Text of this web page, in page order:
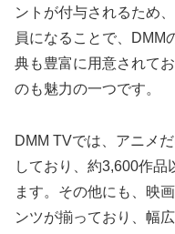
ントが付与されるため
員になることで、DMM
典も豊富に用意されて
のも魅力の一つです。
DMM TVでは、アニメ
しており、約3,600作品
ます。その他にも、映
ンツが揃っており、幅